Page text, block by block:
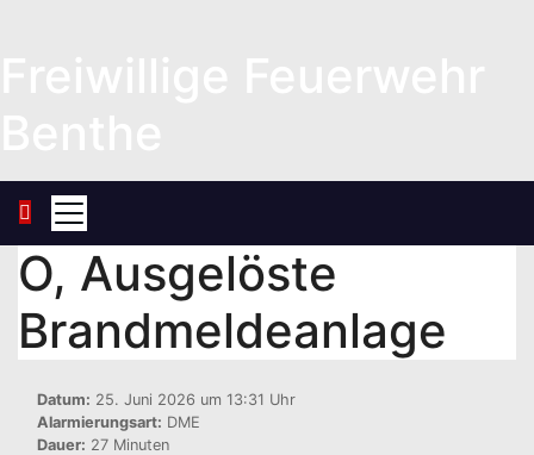
O, Ausgelöste
Brandmeldeanlage
Datum: 25. Juni 2026 um 13:31 Uhr
Alarmierungsart: DME
Dauer: 27 Minuten